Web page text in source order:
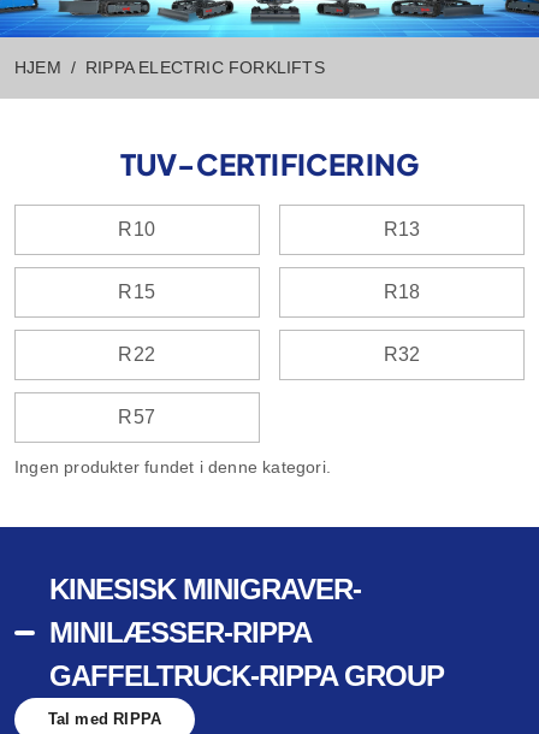
HJEM RIPPA ELECTRIC FORKLIFTS
TUV-CERTIFICERING
R10 R13
R15 R18
R22 R32
R57
Ingen produkter fundet i denne kategori.
KINESISK MINIGRAVER-
MINILÆSSER-RIPPA
GAFFELTRUCK-RIPPA GROUP
Tal med RIPPA